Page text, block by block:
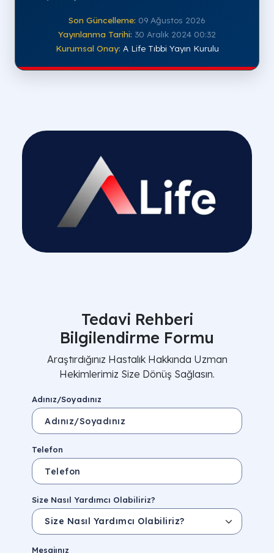
Son Güncelleme: 09 Ağustos 2026
Yayınlanma Tarihi: 30 Aralık 2024 00:32
Kurumsal Onay: A Life Tıbbi Yayın Kurulu
Tedavi Rehberi
Bilgilendirme Formu
Araştırdığınız Hastalık Hakkında Uzman
Hekimlerimiz Size Dönüş Sağlasın.
Adınız/Soyadınız
Telefon
Size Nasıl Yardımcı Olabiliriz?
Mesajınız